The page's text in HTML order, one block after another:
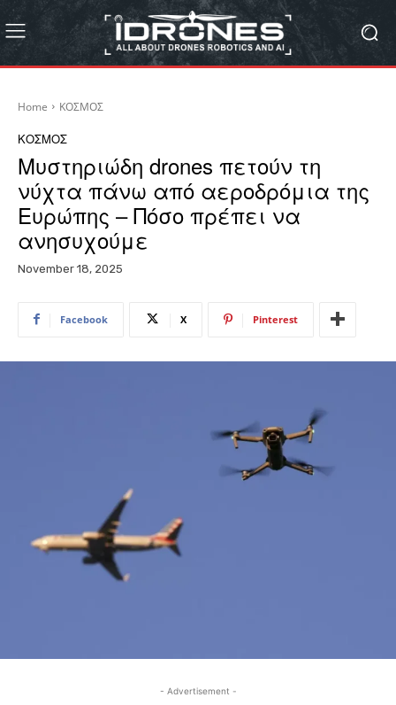
Home ΚΟΣΜΟΣ
ΚΟΣΜΟΣ
Μυστηριώδη drones πετούν τη
νύχτα πάνω από αεροδρόμια της
Ευρώπης – Πόσο πρέπει να
ανησυχούμε
November 18, 2025
Facebook X Pinterest
- Advertisement -